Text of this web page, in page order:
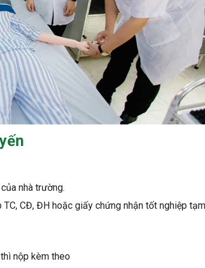
nhà trường.
CĐ, ĐH hoặc giấy chứng nhận tốt nghiệp
nộp kèm theo